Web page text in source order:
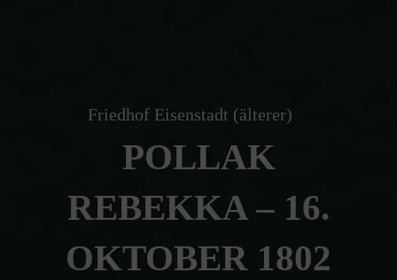
Friedhof Eisenstadt (älterer)
POLLAK
REBEKKA – 16.
OKTOBER 1802